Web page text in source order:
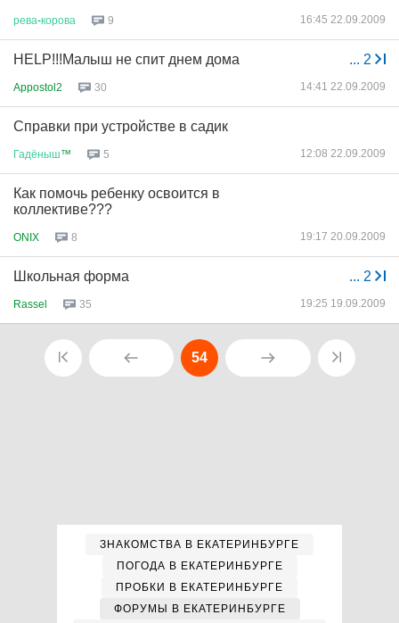
рева-корова 9 16:45 22.09.2009
... 2
HELP!!!Малыш не спит днем дома
Appostol2 30 14:41 22.09.2009
Справки при устройстве в садик
Гадёныш™ 5 12:08 22.09.2009
Как помочь ребенку освоится в
коллективе???
ONIX 8 19:17 20.09.2009
... 2
Школьная форма
Rassel 35 19:25 19.09.2009
54
ЗНАКОМСТВА В ЕКАТЕРИНБУРГЕ
ПОГОДА В ЕКАТЕРИНБУРГЕ
ПРОБКИ В ЕКАТЕРИНБУРГЕ
ФОРУМЫ В ЕКАТЕРИНБУРГЕ